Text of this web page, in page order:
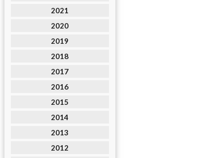
2021
2020
2019
2018
2017
2016
2015
2014
2013
2012